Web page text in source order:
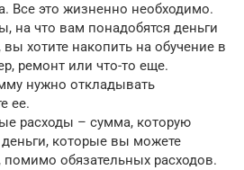
Все это жизненно необходимо.
на что вам понадобятся деньги
хотите накопить на обучение в
ремонт или что-то еще.
нужно откладывать
ее.
расходы – сумма, которую
которые вы можете
помимо обязательных расходов.